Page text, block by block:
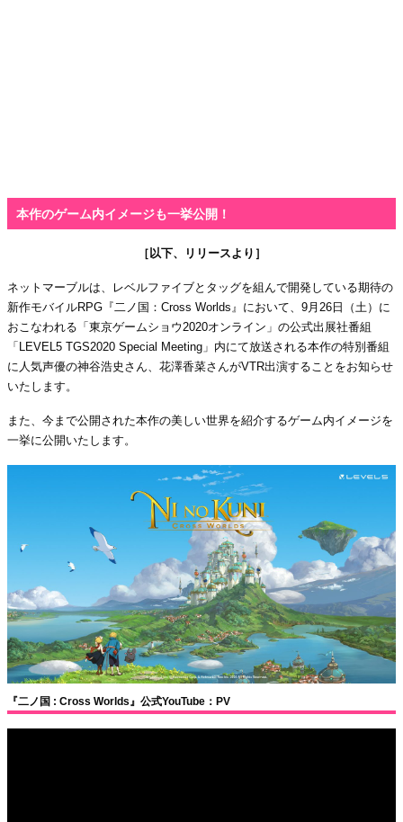
本作のゲーム内イメージも一挙公開！
［以下、リリースより］
ネットマーブルは、レベルファイブとタッグを組んで開発している期待の
新作モバイルRPG『二ノ国：Cross Worlds』において、9月26日（土）に
おこなわれる「東京ゲームショウ2020オンライン」の公式出展社番組
「LEVEL5 TGS2020 Special Meeting」内にて放送される本作の特別番組
に人気声優の神谷浩史さん、花澤香菜さんがVTR出演することをお知らせ
いたします。
また、今まで公開された本作の美しい世界を紹介するゲーム内イメージを
一挙に公開いたします。
『二ノ国 : Cross Worlds』公式YouTube：PV